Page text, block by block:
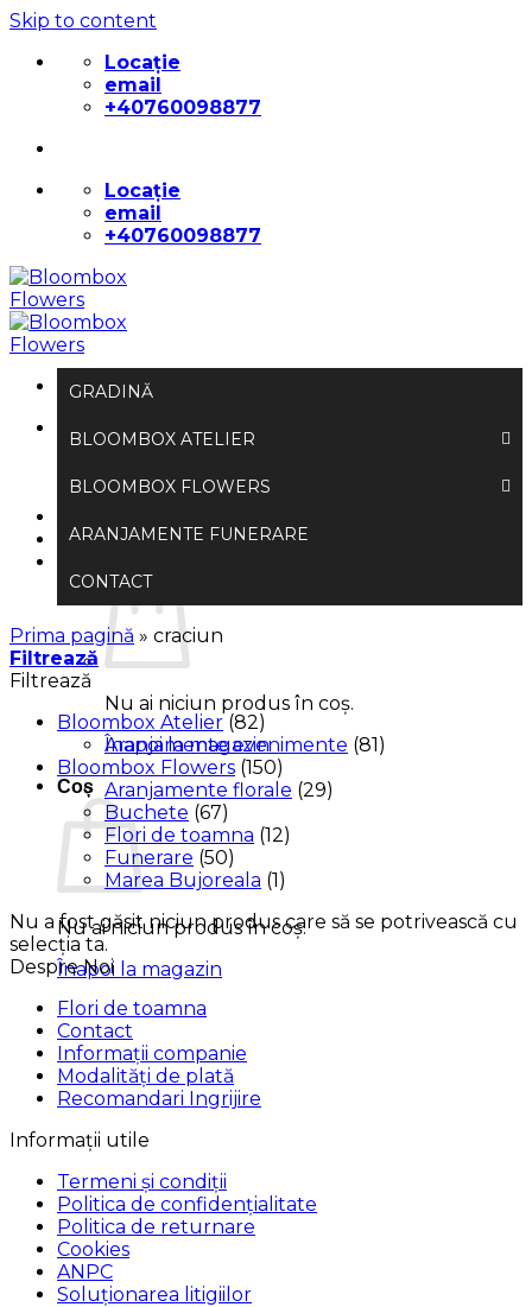
Skip to content
Locație
email
+40760098877
Locație
email
+40760098877
Caută după:
Nu ai niciun produs în coș.
Înapoi la magazin
Coș
Nu ai niciun produs în coș.
Înapoi la magazin
GRADINĂ
BLOOMBOX ATELIER
BLOOMBOX FLOWERS
ARANJAMENTE FUNERARE
CONTACT
Prima pagină » craciun
Filtrează
Filtrează
Bloombox Atelier (82)
Aranjamente evenimente (81)
Bloombox Flowers (150)
Aranjamente florale (29)
Buchete (67)
Flori de toamna (12)
Funerare (50)
Marea Bujoreala (1)
Nu a fost găsit niciun produs care să se potrivească cu
selecția ta.
Despre Noi
Flori de toamna
Contact
Informații companie
Modalități de plată
Recomandari Ingrijire
Informații utile
Termeni și condiții
Politica de confidențialitate
Politica de returnare
Cookies
ANPC
Soluționarea litigiilor